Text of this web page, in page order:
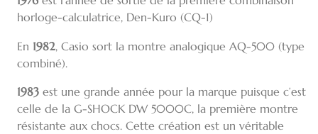
horloge-calculatrice, Den-Kuro (CQ-1)
En 1982, Casio sort la montre analogique AQ-500 (type
combiné).
1983 est une grande année pour la marque puisque c’est
celle de la G-SHOCK DW 5000C, la première montre
résistante aux chocs. Cette création est un véritable